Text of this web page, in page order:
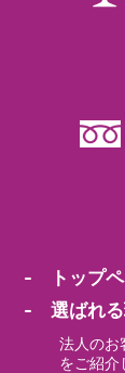
- トップペ
- 選ばれる
法人のお
をご紹介